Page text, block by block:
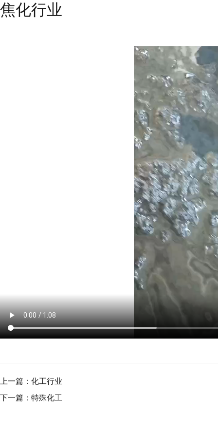
焦化行业
上一篇： 化工行业
下一篇： 特殊化工